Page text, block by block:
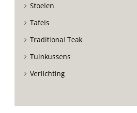
Stoelen
Tafels
Traditional Teak
Tuinkussens
Verlichting